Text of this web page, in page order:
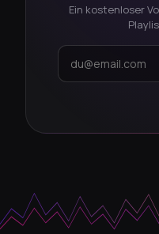
Ein kostenloser